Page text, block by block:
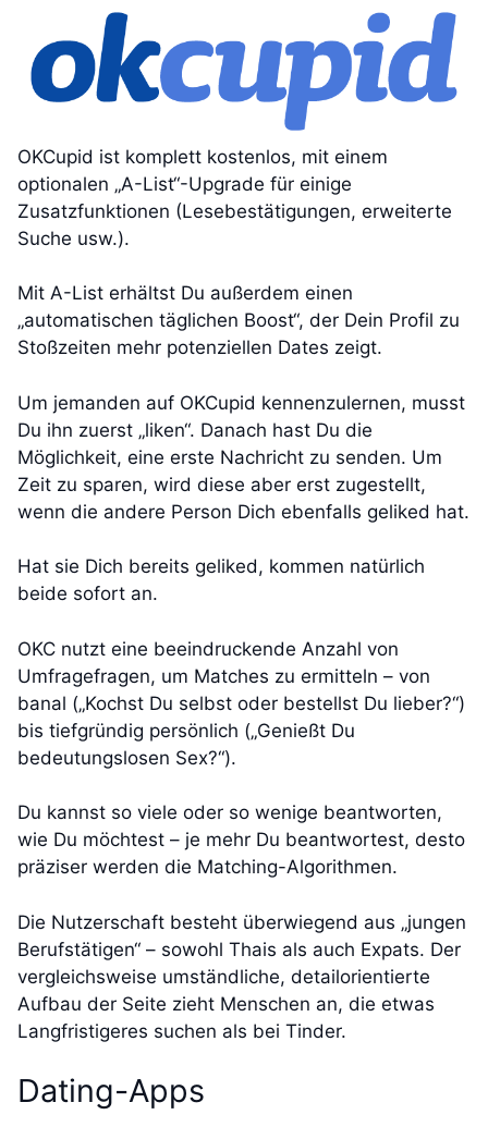
OKCupid ist komplett kostenlos, mit einem
optionalen „A-List“-Upgrade für einige
Zusatzfunktionen (Lesebestätigungen, erweiterte
Suche usw.).
Mit A-List erhältst Du außerdem einen
„automatischen täglichen Boost“, der Dein Profil zu
Stoßzeiten mehr potenziellen Dates zeigt.
Um jemanden auf OKCupid kennenzulernen, musst
Du ihn zuerst „liken“. Danach hast Du die
Möglichkeit, eine erste Nachricht zu senden. Um
Zeit zu sparen, wird diese aber erst zugestellt,
wenn die andere Person Dich ebenfalls geliked hat.
Hat sie Dich bereits geliked, kommen natürlich
beide sofort an.
OKC nutzt eine beeindruckende Anzahl von
Umfragefragen, um Matches zu ermitteln – von
banal („Kochst Du selbst oder bestellst Du lieber?“)
bis tiefgründig persönlich („Genießt Du
bedeutungslosen Sex?“).
Du kannst so viele oder so wenige beantworten,
wie Du möchtest – je mehr Du beantwortest, desto
präziser werden die Matching-Algorithmen.
Die Nutzerschaft besteht überwiegend aus „jungen
Berufstätigen“ – sowohl Thais als auch Expats. Der
vergleichsweise umständliche, detailorientierte
Aufbau der Seite zieht Menschen an, die etwas
Langfristigeres suchen als bei Tinder.
Dating-Apps